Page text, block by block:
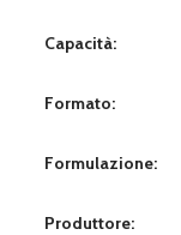
Capacità:
Formato:
Formulazione:
Produttore: